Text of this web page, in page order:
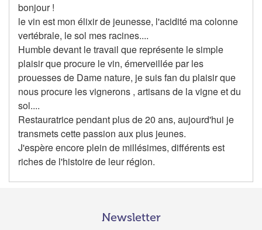
bonjour !
le vin est mon élixir de jeunesse, l'acidité ma colonne
vertébrale, le sol mes racines....
Humble devant le travail que représente le simple
plaisir que procure le vin, émerveillée par les
prouesses de Dame nature, je suis fan du plaisir que
nous procure les vignerons , artisans de la vigne et du
sol....
Restauratrice pendant plus de 20 ans, aujourd'hui je
transmets cette passion aux plus jeunes.
J'espère encore plein de millésimes, différents est
riches de l'histoire de leur région.
Newsletter